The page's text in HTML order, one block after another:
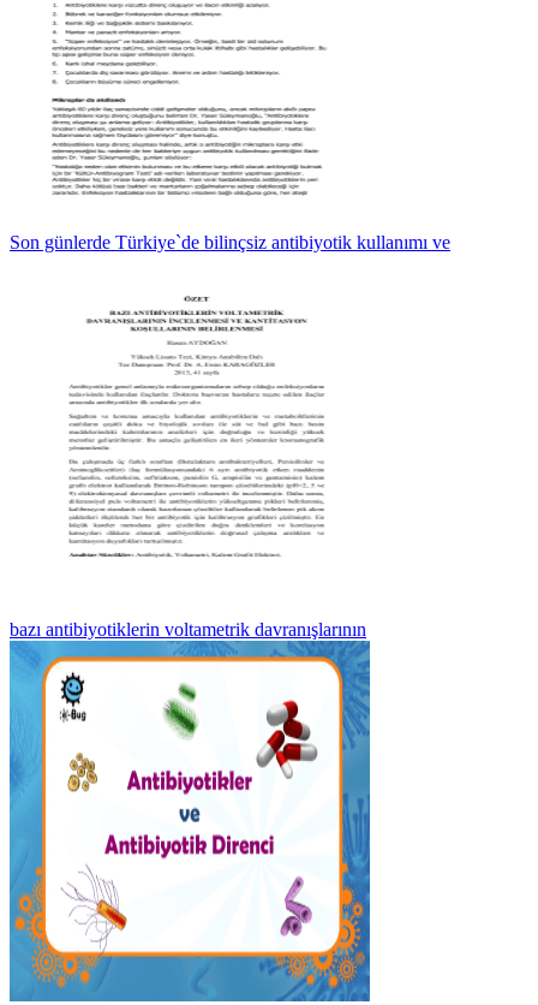
Son günlerde Türkiye`de bilinçsiz antibiyotik kullanımı ve
bazı antibiyotiklerin voltametrik davranışlarının